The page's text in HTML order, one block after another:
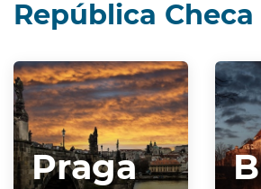
República Checa
Praga